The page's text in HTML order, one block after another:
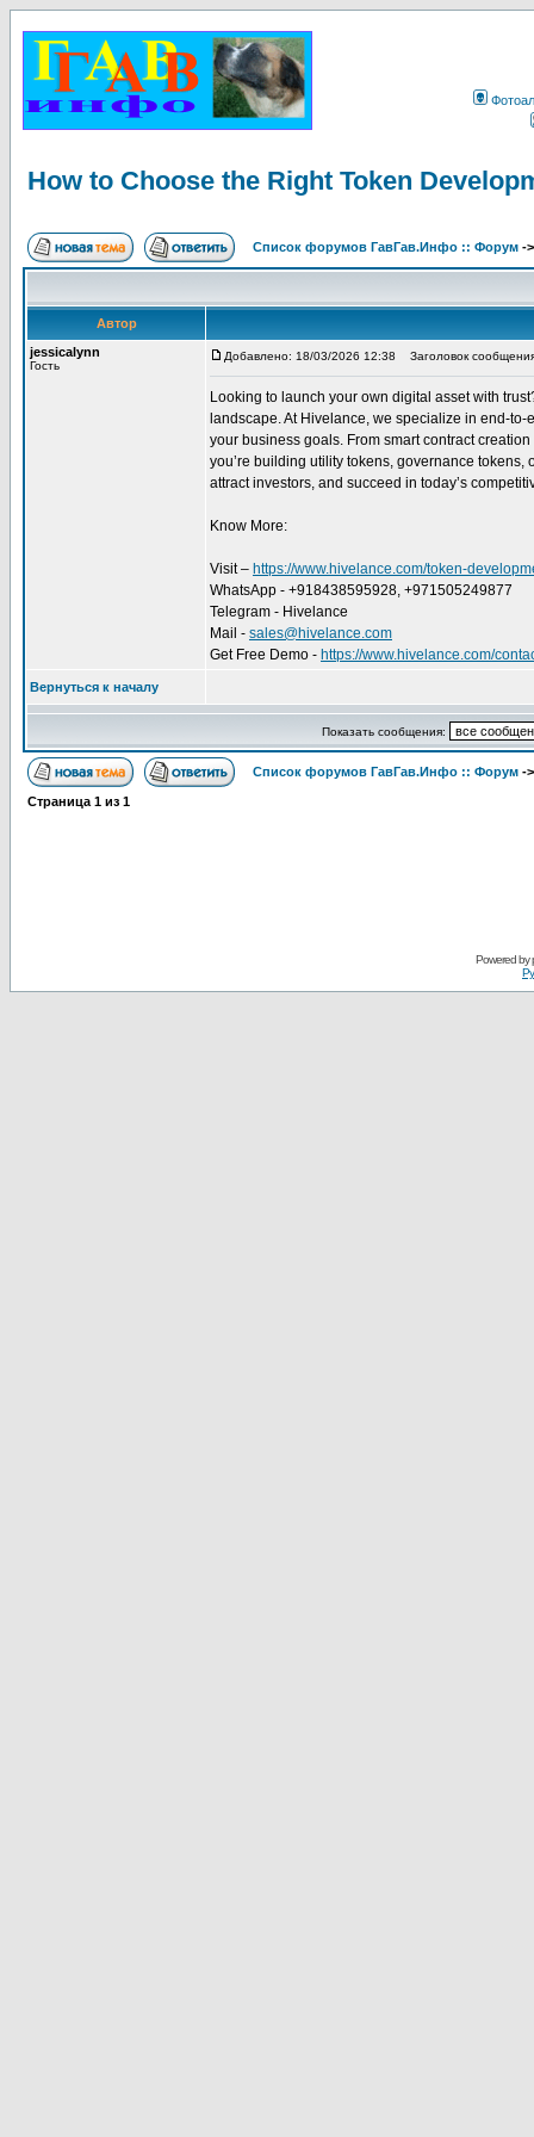
How to Choose the Right Token
Список форумов ГавГав.Инфо :: Форум -
Автор
jessicalynn
Гость
Добавлено: 18/03/2026 12:38 Заголовок
Looking to launch your own digital asset with
landscape. At Hivelance, we specialize in end-
your business goals. From smart contract
you’re building utility tokens, governance
attract investors, and succeed in today’s
Know More:
Visit – https://www.hivelance.com/token-
WhatsApp - +918438595928, +971505249877
Telegram - Hivelance
Mail - sales@hivelance.com
Get Free Demo - https://www.hivelance.com/
Вернуться к началу
Показать сообщения:
Список форумов ГавГав.Инфо :: Форум -
Страница 1 из 1
Powered by